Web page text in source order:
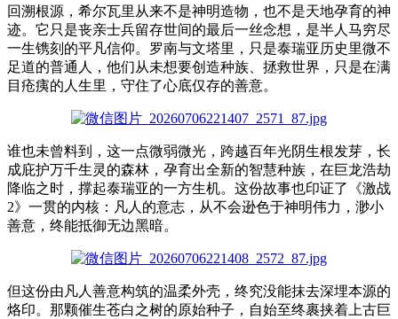
回溯根源，希尔瓦里从来不是神明造物，也不是天地孕育的神
迹。它只是丧亲士兵留存世间的最后一丝念想，是半人马穷尽
一生镌刻的平凡信仰。罗南与文塔里，只是泰瑞亚历史里微不
足道的普通人，他们从未想要创造种族、拯救世界，只是在满
目疮痍的人生里，守住了心底仅存的善意。
谁也未曾料到，这一点微弱微光，跨越百年光阴生根发芽，长
成庇护万千生灵的森林，孕育出全新的智慧种族，在巨龙浩劫
降临之时，撑起泰瑞亚的一方生机。这份故事也印证了《激战
2》一贯的内核：凡人的意志，从不会逊色于神明伟力，渺小
善意，终能抵御无边黑暗。
但这份由凡人善意构筑的温柔外壳，终究没能抹去深埋本源的
烙印。那颗催生苍白之树的原始种子，自始至终裹挟着上古巨